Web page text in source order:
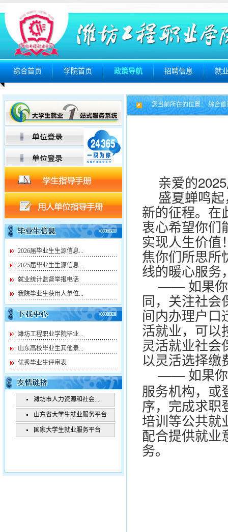
综合首页 学院首页 政策导航 招聘信息 就
2026届毕业生生源信息...
2025届毕业生生源信息...
就业统计监督举报电话
我院毕业生获用人单位...
潍坊工程职业学院毕业...
山东高校毕业生其他录...
优秀毕业生评审表
潍坊市人力资源和社会...
山东省大学生就业服务平台
国家大学生就业服务平台
您当前所在的位置：综合首
亲爱的
盛夏蝉鸣
新的征程。在
衷心希望你们
实现人生价值
焦你们所思所
线的暖心服务
—— 如果你
同，关注社会
间内办理户口
活就业，可以
灵活就业社会
以灵活选择缴
—— 如果你
服务机构，或
序，完成求职
培训等公共就
配合提供就业
务。